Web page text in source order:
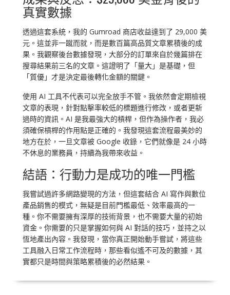
真實數據
透過這套系統，我的 Gumroad 商店收益達到了 29,000 美
元。這並非一蹴而就，而是數百篇高品質文章累積後的成
果。我觀察後台數據發現，大部分的訂單來自於幾篇排在
搜尋結果前三名的文章。這證明了「量大」是基礎，但
「質優」才是決定最後轉化金額的關鍵。
使用 AI 工具不代表可以完全放手不管。我依然會定期檢視
文章的表現，針對點擊率較低的標題進行修改，或者更新
過時的資訊。AI 是我最強大的槓桿，但作為操作者，我必
須確保槓桿的作用點是正確的。我發現這套流程最美妙的
地方在於，一旦文章被 Google 收錄，它們就像是 24 小時
不休息的業務員，持續為我帶來收益。
結語：行動力是成功的唯一門檻
我嘗試過許多網路變現的方法，但這套結合 AI 寫作與數位
產品銷售的模式，無疑是目前門檻最低、效率最高的一
種。你不需要擁有深厚的技術背景，也不需要大量的初始
資金。你需要的只是掌握如何與 AI 對話的技巧，並持之以
恆地產出內容。我發現，當你真正開始動手嘗試，將這些
工具融入日常工作流程時，那些看似遙不可及的數據，其
實都只是時間與策略累積後的必然結果。